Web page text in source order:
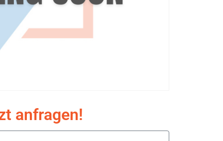
anfragen!